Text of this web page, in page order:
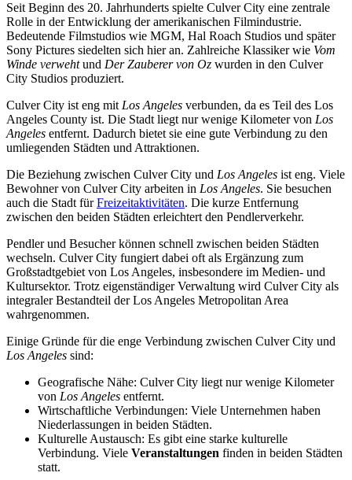
Seit Beginn des 20. Jahrhunderts spielte Culver City eine zentrale
Rolle in der Entwicklung der amerikanischen Filmindustrie.
Bedeutende Filmstudios wie MGM, Hal Roach Studios und später
Sony Pictures siedelten sich hier an. Zahlreiche Klassiker wie Vom
Winde verwehtund Der Zauberer von Oz wurden in den Culver
City Studios produziert.
Culver City ist eng mit Los Angeles verbunden, da es Teil des Los
Angeles County ist. Die Stadt liegt nur wenige Kilometer von Los
Angeles entfernt. Dadurch bietet sie eine gute Verbindung zu den
umliegenden Städten und Attraktionen.
Die Beziehung zwischen Culver City und Los Angeles ist eng. Viele
Bewohner von Culver City arbeiten in Los Angeles. Sie besuchen
auch die Stadt fürFreizeitaktivitäten. Die kurze Entfernung
zwischen den beiden Städten erleichtert den Pendlerverkehr.
Pendler und Besucher können schnell zwischen beiden Städten
wechseln. Culver City fungiert dabei oft als Ergänzung zum
Großstadtgebiet von Los Angeles, insbesondere im Medien- und
Kultursektor. Trotz eigenständiger Verwaltung wird Culver City als
integraler Bestandteil der Los Angeles Metropolitan Area
wahrgenommen.
Einige Gründe für die enge Verbindung zwischen Culver City und
Los Angeles sind:
Geografische Nähe: Culver City liegt nur wenige Kilometer
von Los Angeles entfernt.
Wirtschaftliche Verbindungen: Viele Unternehmen haben
Niederlassungen in beiden Städten.
Kulturelle Austausch: Es gibt eine starke kulturelle
Verbindung. Viele Veranstaltungen finden in beiden Städten
statt.